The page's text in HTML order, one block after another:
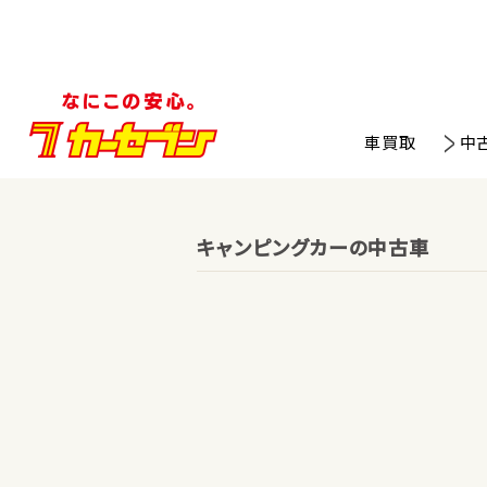
車買取 中
キャンピングカーの中古車